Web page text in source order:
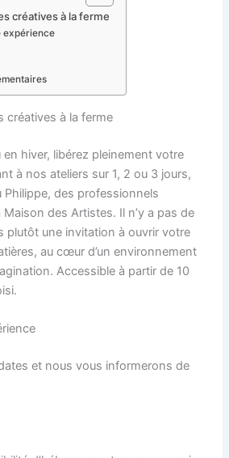
créatives à la ferme
expérience
créatives à la ferme
en hiver, libérez pleinement votre
à nos ateliers sur 1, 2 ou 3 jours,
Philippe, des professionnels
des Artistes. Il n’y a pas de
plutôt une invitation à ouvrir votre
au cœur d’un environnement
Accessible à partir de 10
et nous vous informerons de